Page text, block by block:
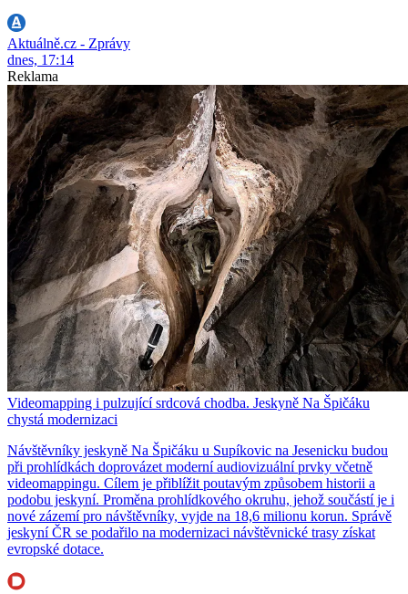
Aktuálně.cz - Zprávy
dnes, 17:14
Reklama
Videomapping i pulzující srdcová chodba. Jeskyně Na Špičáku
chystá modernizaci
Návštěvníky jeskyně Na Špičáku u Supíkovic na Jesenicku budou
při prohlídkách doprovázet moderní audiovizuální prvky včetně
videomappingu. Cílem je přiblížit poutavým způsobem historii a
podobu jeskyní. Proměna prohlídkového okruhu, jehož součástí je i
nové zázemí pro návštěvníky, vyjde na 18,6 milionu korun. Správě
jeskyní ČR se podařilo na modernizaci návštěvnické trasy získat
evropské dotace.